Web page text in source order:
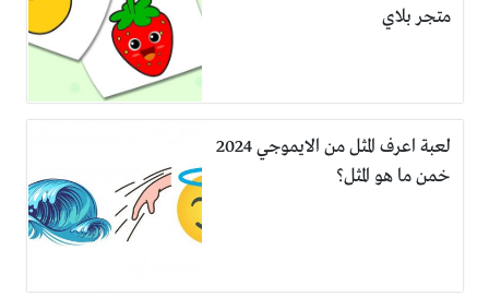
متجر بلاي
لعبة اعرف المثل من الايموجي 2024
خمن ما هو المثل؟